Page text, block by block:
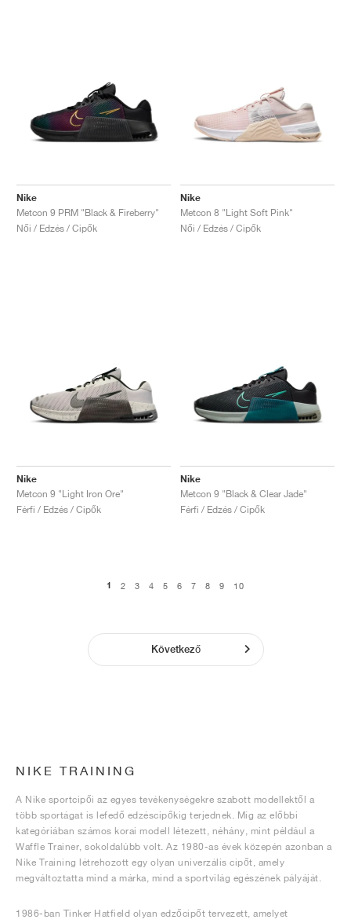
Nike
Metcon 9 PRM "Black & Fireberry"
Női / Edzés / Cipők
Nike
Metcon 8 "Light Soft Pink"
Női / Edzés / Cipők
Nike
Metcon 9 "Light Iron Ore"
Férfi / Edzés / Cipők
Nike
Metcon 9 "Black & Clear Jade"
Férfi / Edzés / Cipők
1 2 3 4 5 6 7 8 9 10
Következő
NIKE TRAINING
A Nike sportcipői az egyes tevékenységekre szabott modellektől a
több sportágat is lefedő edzéscipőkig terjednek. Míg az előbbi
kategóriában számos korai modell létezett, néhány, mint például a
Waffle Trainer, sokoldalúbb volt. Az 1980-as évek közepén azonban a
Nike Training létrehozott egy olyan univerzális cipőt, amely
megváltoztatta mind a márka, mind a sportvilág egészének pályáját.
1986-ban Tinker Hatfield olyan edzőcipőt tervezett, amelyet